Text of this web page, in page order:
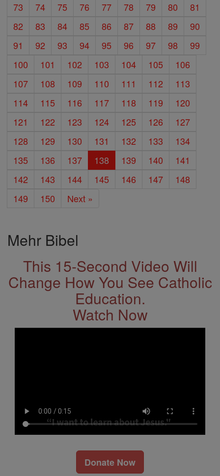
73
74 75 76 77 78 79 80
81
82
83 84 85 86 87 88 89
90
91
92 93 94 95 96 97 98
99
100
101 102 103 104 105
106
107
108 109 110 111 112
113
114
115 116 117 118 119
120
121
122 123 124 125 126
127
128
129 130 131 132 133
134
135
136 137 138 139 140
141
142
143 144 145 146 147
148
149
150 Next »
Mehr Bibel
This 15-Second Video Will
Change How You See Catholic
Education.
Watch Now
Donate Now